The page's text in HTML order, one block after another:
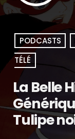
PODCASTS
TÉLÉ
La Belle
Tulipe